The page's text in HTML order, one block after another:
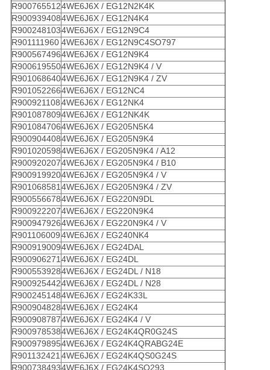
R9007655124WE6J6X / EG12N2K4K
R9009394084WE6J6X / EG12N4K4
R9002481034WE6J6X / EG12N9C4
R901111960 4WE6J6X / EG12N9C4SO797
R9005674964WE6J6X / EG12N9K4
R9006195504WE6J6X / EG12N9K4 / V
R9010686404WE6J6X / EG12N9K4 / ZV
R9010522664WE6J6X / EG12NC4
R9009211084WE6J6X / EG12NK4
R9010878094WE6J6X / EG12NK4K
R9010847064WE6J6X / EG205N5K4
R9009044084WE6J6X / EG205N9K4
R9010205984WE6J6X / EG205N9K4 / A12
R9009202074WE6J6X / EG205N9K4 / B10
R9009199204WE6J6X / EG205N9K4 / V
R9010685814WE6J6X / EG205N9K4 / ZV
R9005566784WE6J6X / EG220N9DL
R9009222074WE6J6X / EG220N9K4
R9009479264WE6J6X / EG220N9K4 / V
R9011060094WE6J6X / EG240NK4
R9009190094WE6J6X / EG24DAL
R9009062714WE6J6X / EG24DL
R9005539284WE6J6X / EG24DL / N18
R9009254424WE6J6X / EG24DL / N28
R9002451484WE6J6X / EG24K33L
R9009048284WE6J6X / EG24K4
R9009087874WE6J6X / EG24K4 / V
R9009785384WE6J6X / EG24K4QR0G24S
R9009798954WE6J6X / EG24K4QRABG24E
R9011324214WE6J6X / EG24K4QS0G24S
R9007384934WE6J6X / EG24K4SO293